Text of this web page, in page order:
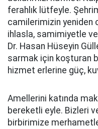
ferahlık lütfeyle.
camilerimizin yeniden
ihlasla, samimiyetle
Dr. Hasan Hüseyin
sarmak için koşturan
hizmet erlerine güç,
Amellerini katında
bereketli eyle. Bizleri
birbirimize